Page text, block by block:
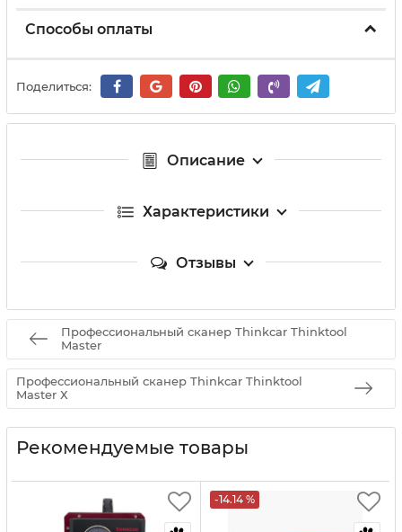
Способы оплаты
Поделиться:
Описание
Характеристики
Отзывы
Профессиональный сканер Thinkcar Thinktool
Master
Профессиональный сканер Thinkcar Thinktool
Master Х
Рекомендуемые товары
-14.14 %